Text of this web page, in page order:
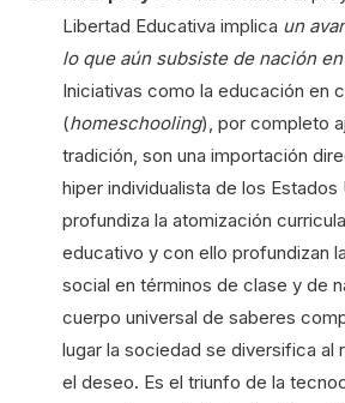
Libertad Educativa implica un
lo que aún subsiste de nación
Iniciativas como la educación en
(homeschooling), por completo
tradición, son una importación
hiper individualista de los Estados
profundiza la atomización
educativo y con ello profundizan
social en términos de clase y de
cuerpo universal de saberes
lugar la sociedad se diversifica al
el deseo. Es el triunfo de la